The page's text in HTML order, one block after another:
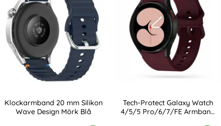
Klockarmband 20 mm Silikon
Wave Design Mörk Blå
Tech-Protect Galaxy Watch
4/5/5 Pro/6/7/FE Armband